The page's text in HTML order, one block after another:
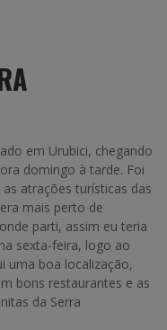
em Urubici, chegando
domingo à tarde. Foi
atrações turísticas das
mais perto de
parti, assim eu teria
sexta-feira, logo ao
uma boa localização,
bons restaurantes e as
da Serra